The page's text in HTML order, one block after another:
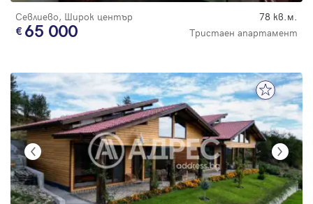
Севлиево, Широк център 78 кв.м.
65 000 Тристаен апартамент